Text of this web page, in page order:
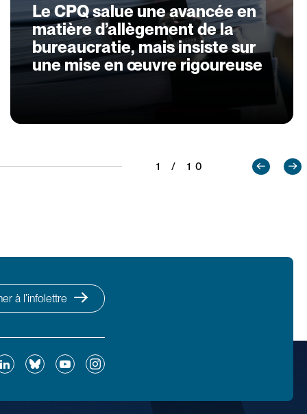
Le CPQ salue une avancée en
matière d’allègement de la
bureaucratie, mais insiste sur
une mise en œuvre rigoureuse
1 / 10
à l’infolettre
BlueskyYouTubeInstagram